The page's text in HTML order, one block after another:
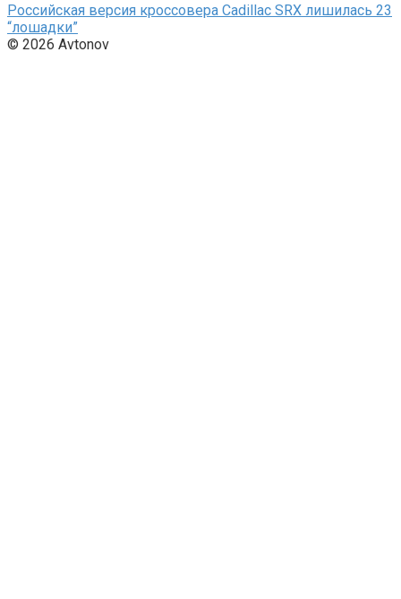
Российская версия кроссовера Cadillac SRX лишилась 23
“лошадки”
© 2026 Avtonov